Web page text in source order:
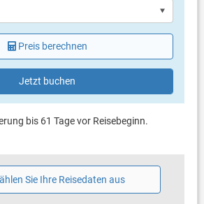
auf dem Grundstück
inklusive
Preis berechnen
Jetzt buchen
bis 61 Tage vor Reisebeginn.
Sie Ihre Reisedaten aus